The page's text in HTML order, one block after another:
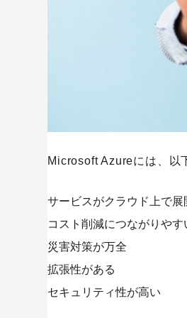
Microsoft Azureには、以
サービスがクラウド上で展
コスト削減につながりやす
災害対策が万全
拡張性がある
セキュリティ性が高い